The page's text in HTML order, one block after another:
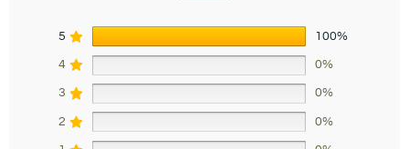
5 100%
4 0%
3 0%
2 0%